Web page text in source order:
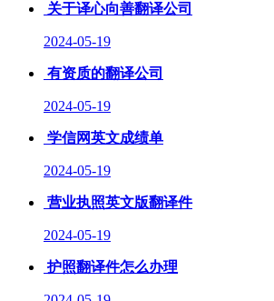
关于译心向善翻译公司
2024-05-19
有资质的翻译公司
2024-05-19
学信网英文成绩单
2024-05-19
营业执照英文版翻译件
2024-05-19
护照翻译件怎么办理